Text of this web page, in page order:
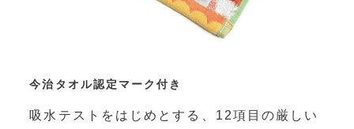
今治タオル認定マーク付き
吸水テストをはじめとする、12項目の厳しい